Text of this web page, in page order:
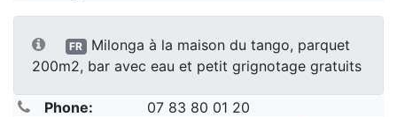
FR
Milonga à la maison du tango, parquet
200m2, bar avec eau et petit grignotage gratuits
Phone:
07 83 80 01 20